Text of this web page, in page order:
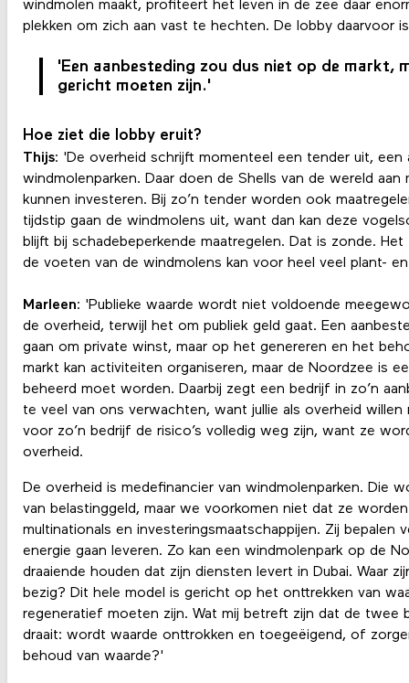
windmolen maakt, profiteert het leven in de zee daar
plekken om zich aan vast te hechten. De lobby daarvoor
'Een aanbesteding zou dus niet op de markt,
gericht moeten zijn.'
Hoe ziet die lobby eruit?
Thijs: 'De overheid schrijft momenteel een tender uit, een
windmolenparken. Daar doen de Shells van de wereld
kunnen investeren. Bij zo’n tender worden ook
tijdstip gaan de windmolens uit, want dan kan deze
blijft bij schadebeperkende maatregelen. Dat is zonde.
de voeten van de windmolens kan voor heel veel plant-
Marleen: 'Publieke waarde wordt niet voldoende
de overheid, terwijl het om publiek geld gaat. Een
gaan om private winst, maar op het genereren en het
markt kan activiteiten organiseren, maar de Noordzee is
beheerd moet worden. Daarbij zegt een bedrijf in zo’n
te veel van ons verwachten, want jullie als overheid willen
voor zo’n bedrijf de risico’s volledig weg zijn, want ze
overheid.
De overheid is medefinancier van windmolenparken. Die
van belastinggeld, maar we voorkomen niet dat ze
multinationals en investeringsmaatschappijen. Zij bepalen
energie gaan leveren. Zo kan een windmolenpark op de
draaiende houden dat zijn diensten levert in Dubai. Waar
bezig? Dit hele model is gericht op het onttrekken van
regeneratief moeten zijn. Wat mij betreft zijn dat de twee
draait: wordt waarde onttrokken en toegeëigend, of
behoud van waarde?'